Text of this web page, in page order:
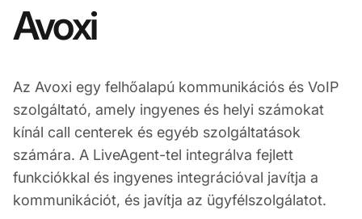
Avoxi
Az Avoxi egy felhőalapú kommunikációs és VoIP
szolgáltató, amely ingyenes és helyi számokat
kínál call centerek és egyéb szolgáltatások
számára. A LiveAgent-tel integrálva fejlett
funkciókkal és ingyenes integrációval javítja a
kommunikációt, és javítja az ügyfélszolgálatot.